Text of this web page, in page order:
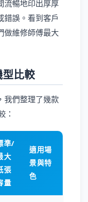
流暢地印出厚厚
錯誤。看到客戶
做維修師傅最大
比較
我們整理了幾款
：
準/
大
張
量
適用場
景與特
色